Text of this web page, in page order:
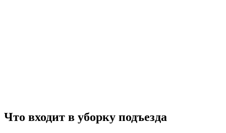
Что входит в уборку подъезда